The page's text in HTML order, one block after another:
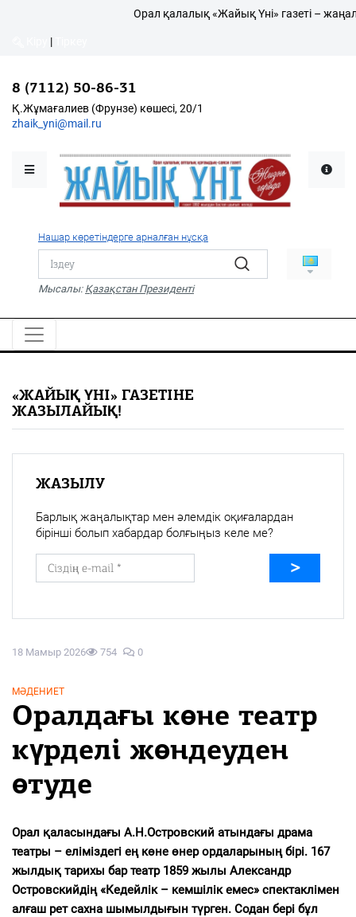
Қалалықтар қаперіне
Қоғам
Дені сау ұлт
Спорт
Жалын
PDF
«Жайық үні» — 33 жыл
Каталог
Қ.Жұмағалиев (Фрунзе)
Орал қалалық «Жайық Үні» газеті –
|
8 (7112) 50-86-31
Қ.Жұмағалиев (Фрунзе) көшесі, 20/1
zhaik_yni@mail.ru
Нашар көретіндерге арналған нұсқа
Мысалы: Қазақстан Президенті
18 Мамыр 2026 754 0
МӘДЕНИЕТ
Оралдағы көне театр
күрделі жөндеуден
өтуде
Орал қаласындағы А.Н.Островский атындағы драма
театры – еліміздегі ең көне өнер ордаларының бірі. 167
жылдық тарихы бар театр 1859 жылы Александр
Островскийдің «Кедейлік – кемшілік емес» спектаклімен
алғаш рет сахна шымылдығын түрген. Содан бері бұл
«ЖАЙЫҚ ҮНІ» ГАЗЕТІНЕ
ЖАЗЫЛАЙЫҚ!
ЖАЗЫЛУ
Барлық жаңалықтар мен әлемдік оқиғалардан
бірінші болып хабардар болғыңыз келе ме?